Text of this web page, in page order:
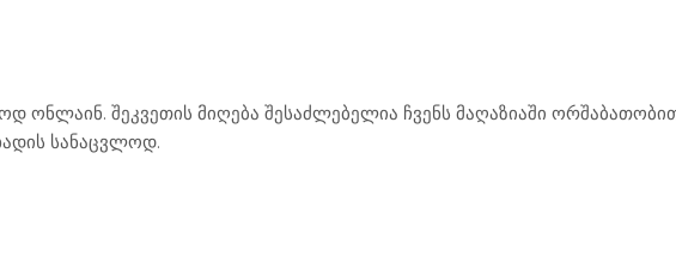
ონლაინ. შეკვეთის მიღება შესაძლებელია ჩვენს მაღაზიაში
სანაცვლოდ.